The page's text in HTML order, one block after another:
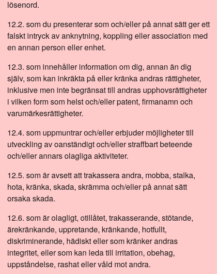
lösenord.
12.2. som du presenterar som och/eller på annat sätt ger ett
falskt intryck av anknytning, koppling eller association med
en annan person eller enhet.
12.3. som innehåller information om dig, annan än dig
själv, som kan inkräkta på eller kränka andras rättigheter,
inklusive men inte begränsat till andras upphovsrättigheter
i vilken form som helst och/eller patent, firmanamn och
varumärkesrättigheter.
12.4. som uppmuntrar och/eller erbjuder möjligheter till
utveckling av oanständigt och/eller straffbart beteende
och/eller annars olagliga aktiviteter.
12.5. som är avsett att trakassera andra, mobba, stalka,
hota, kränka, skada, skrämma och/eller på annat sätt
orsaka skada.
12.6. som är olagligt, otillåtet, trakasserande, stötande,
ärekränkande, uppretande, kränkande, hotfullt,
diskriminerande, hädiskt eller som kränker andras
integritet, eller som kan leda till irritation, obehag,
uppståndelse, rashat eller våld mot andra.